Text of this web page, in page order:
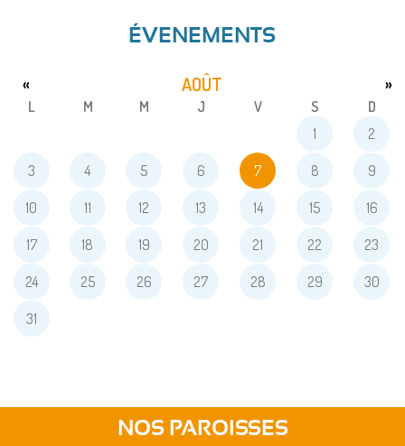
ÉVENEMENTS
AOÛT
« »
L M M J V S
D
1
2
3 4 5 6 7 8 9
10 11 12 13 14 15 16
17 18 19 20 21 22 23
24 25 26 27 28 29 30
31
NOS PAROISSES